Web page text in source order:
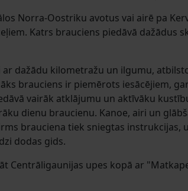
Norra-Oostriku avotus vai airē pa
Katrs brauciens piedāvā dažādus
dažādu kilometražu un ilgumu,
brauciens ir piemērots iesācējiem,
vairāk atklājumu un aktīvāku
dienu braucienu. Kanoe, airi un
brauciena tiek sniegtas instrukcijas,
dodas gids.
Centrāligaunijas upes kopā ar